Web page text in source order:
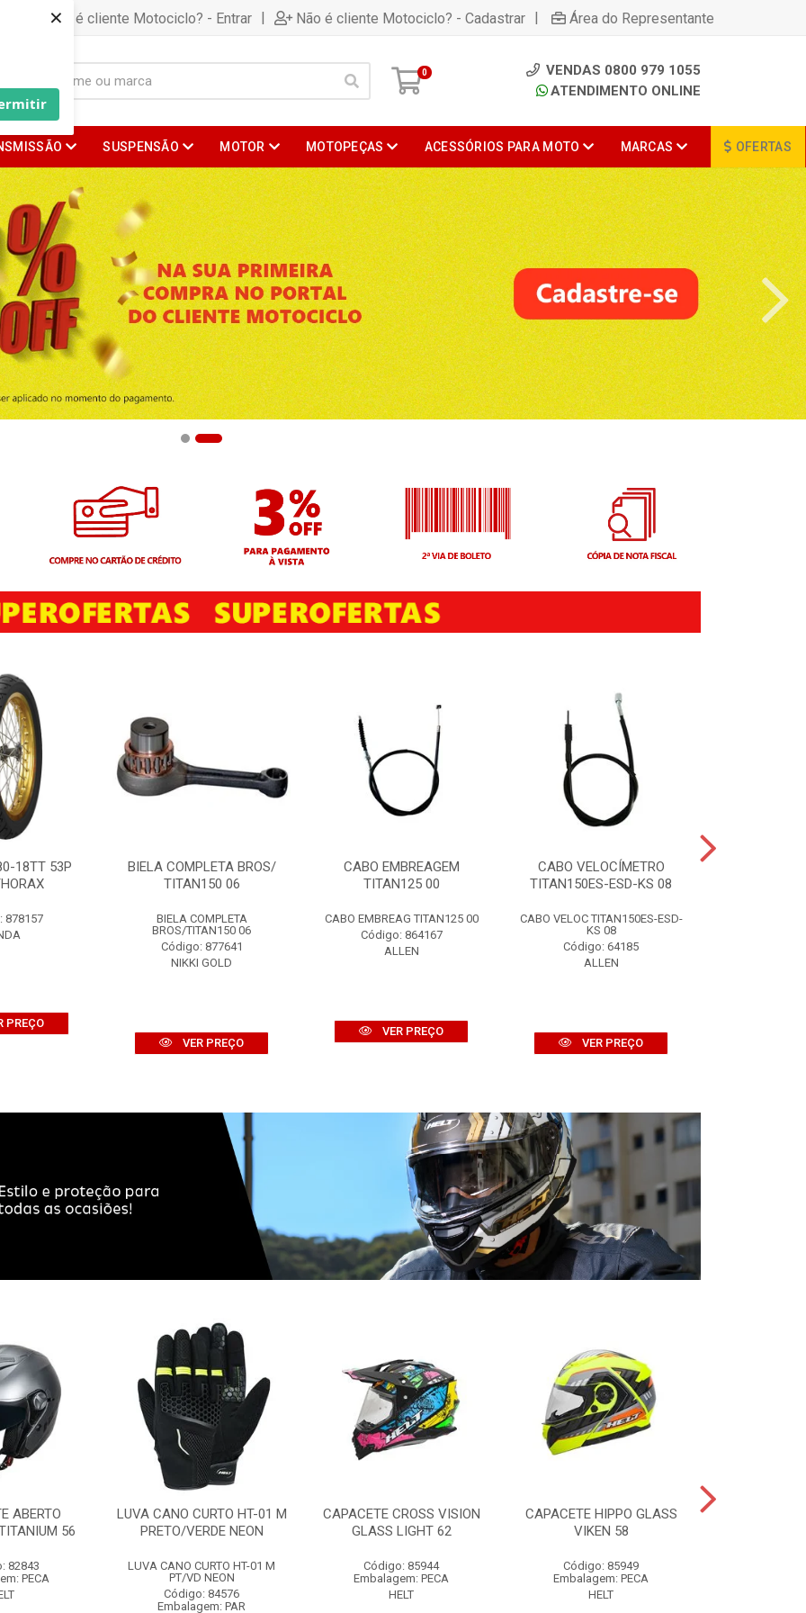
×Já é cliente Motociclo? - Entrar | Não é cliente Motociclo? - Cadastrar | Área do Representante
0
VENDAS 0800 979 1055
ATENDIMENTO ONLINE
SUSPENSÃO MOTOR MOTOPEÇAS ACESSÓRIOS PARA MOTO MARCAS OFERTAS
18TT 53P
878157
PREÇO
BIELA COMPLETA BROS/
TITAN150 06
BIELA COMPLETA
BROS/TITAN150 06
Código: 877641
NIKKI GOLD
VER PREÇO
CABO EMBREAGEM
TITAN125 00
CABO EMBREAG TITAN125 00
Código: 864167
ALLEN
VER PREÇO
CABO VELOCÍMETRO
TITAN150ES-ESD-KS 08
CABO VELOC TITAN150ES-ESD-
KS 08
Código: 64185
ALLEN
VER PREÇO
ABERTO
56
82843
PECA
LUVA CANO CURTO HT-01 M
PRETO/VERDE NEON
LUVA CANO CURTO HT-01 M
PT/VD NEON
Código: 84576
Embalagem: PAR
CAPACETE CROSS VISION
GLASS LIGHT 62
Código: 85944
Embalagem: PECA
HELT
CAPACETE HIPPO GLASS
VIKEN 58
Código: 85949
Embalagem: PECA
HELT